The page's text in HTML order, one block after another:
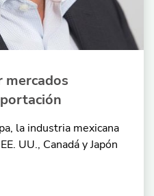
mercados
la industria mexicana
UU., Canadá y Japón